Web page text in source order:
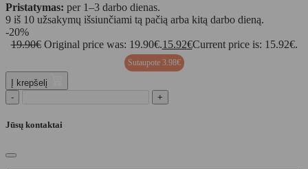
Pristatymas: per 1–3 darbo dienas.
9 iš 10 užsakymų išsiunčiami tą pačią arba kitą darbo dieną.
-20%
19.90€ Original price was: 19.90€.15.92€Current price is: 15.92€.
Sutaupote 3.98€
Į krepšelį
-
+
Jūsų kontaktai